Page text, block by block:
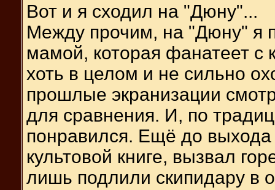
Вот и я сходил на "Дюну"...
Между прочим, на "Дюну" я
мамой, которая фанатеет с
хоть в целом и не сильно
прошлые экранизации
для сравнения. И, по
понравился. Ещё до
культовой книге, вызвал
лишь подлили скипидару в